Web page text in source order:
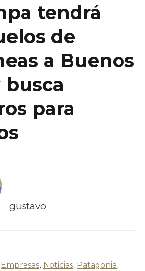
tendrá
de
a Buenos
busca
para
gustavo
Empresas, Noticias, Patagonia,